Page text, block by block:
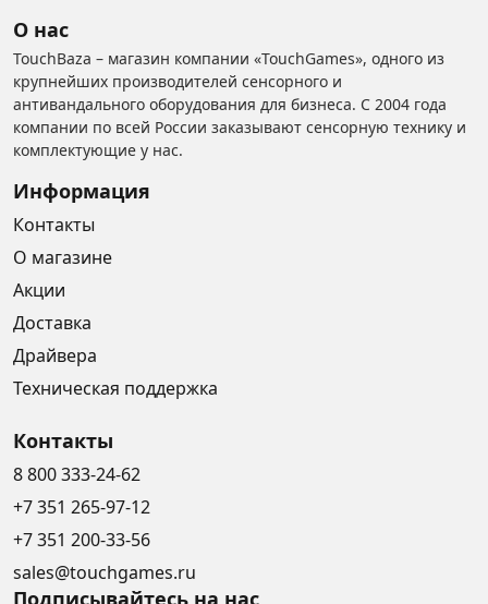
О нас
TouchBaza – магазин компании «TouchGames», одного из
крупнейших производителей сенсорного и
антивандального оборудования для бизнеса. С 2004 года
компании по всей России заказывают сенсорную технику и
комплектующие у нас.
Информация
Контакты
О магазине
Акции
Доставка
Драйвера
Техническая поддержка
Контакты
8 800 333-24-62
+7 351 265-97-12
+7 351 200-33-56
sales@touchgames.ru
Подписывайтесь на нас